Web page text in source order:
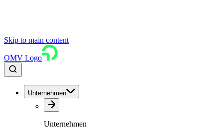
Skip to main content
OMV Logo
Unternehmen
Unternehmen